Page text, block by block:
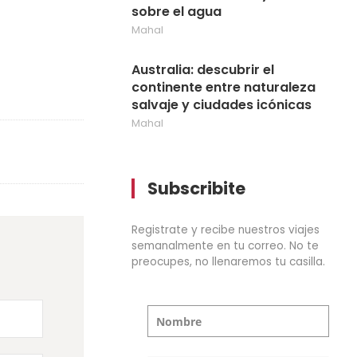
sobre el agua
Mahal
Australia: descubrir el
continente entre naturaleza
salvaje y ciudades icónicas
Mahal
Subscribite
Registrate y recibe nuestros viajes
semanalmente en tu correo. No te
preocupes, no llenaremos tu casilla.
Nombre